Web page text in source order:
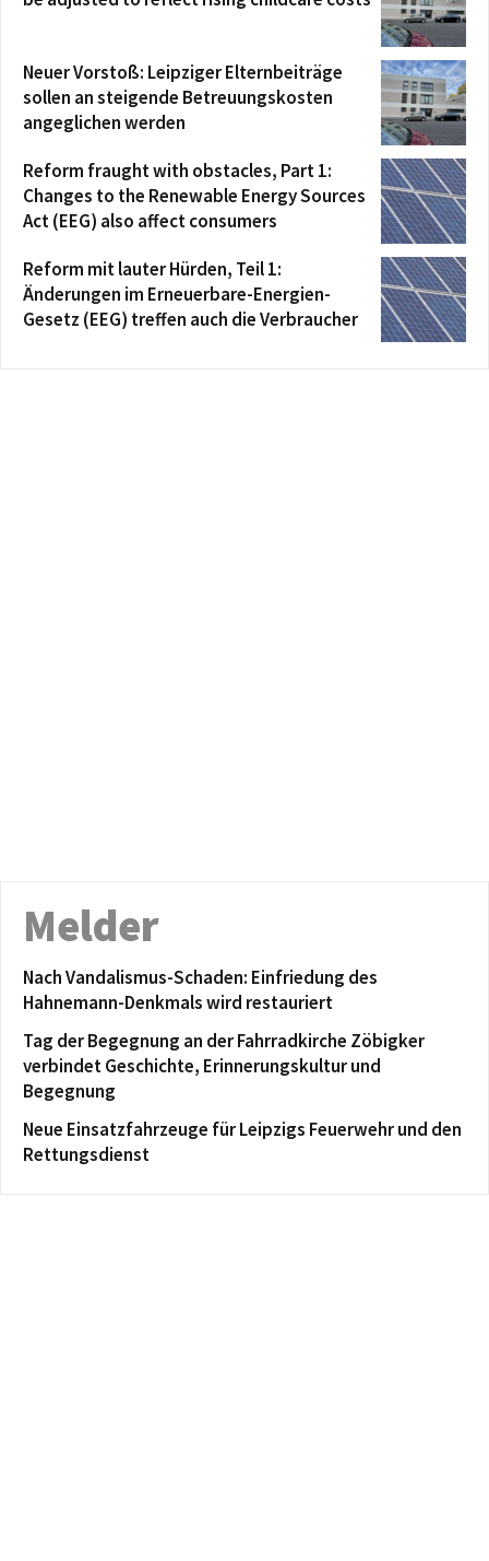
Neuer Vorstoß: Leipziger Elternbeiträge
sollen an steigende Betreuungskosten
angeglichen werden
Reform fraught with obstacles, Part 1:
Changes to the Renewable Energy Sources
Act (EEG) also affect consumers
Reform mit lauter Hürden, Teil 1:
Änderungen im Erneuerbare-Energien-
Gesetz (EEG) treffen auch die Verbraucher
Melder
Nach Vandalismus-Schaden: Einfriedung des
Hahnemann-Denkmals wird restauriert
Tag der Begegnung an der Fahrradkirche Zöbigker
verbindet Geschichte, Erinnerungskultur und
Begegnung
Neue Einsatzfahrzeuge für Leipzigs Feuerwehr und den
Rettungsdienst